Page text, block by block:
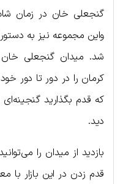
گنجعلی خان در زمان
واین مجموعه نیز به
شد. میدان گنجعلی خان
کرمان را در دور تا دور
که قدم بگذارید
دید.
بازدید از میدان را
قدم زدن در این بازار با